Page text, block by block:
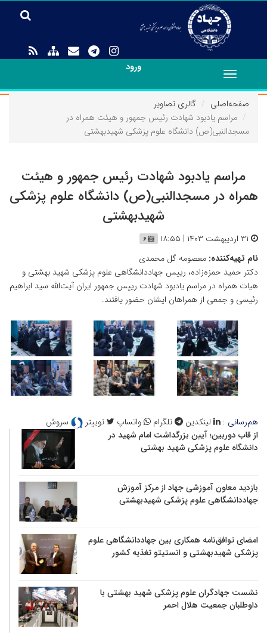
ورود
Toggle
navigation
صفحه‌اصلی
گالری تصاویر
مراسم یادبود شهادت رئیس جمهور و هیئت همراه در
مسجدالنبی(ص) دانشگاه علوم پزشکی شهیدبهشتی
مراسم یادبود شهادت رئیس جمهور و هیئت
همراه در مسجدالنبی(ص) دانشگاه علوم پزشکی
شهیدبهشتی
نام تهیه‌کننده: معصومه گل محمدی
دکتر حمید حمزه‌زاده، رییس جهاددانشگاهی علوم پزشکی شهید بهشتی و
هیات همراه در مراسم یادبود شهادت رییس جمهور ایران آیت‌الله سید ابراهیم
رئیسی و جمعی از همراهان ایشان حضور یافتند.
هم‌رسانی : لینکدین تلگرام واتساپ توییتر
سروش
از قاب دوربین؛ آیین بزرگداشت امام شهید در
دانشگاه علوم پزشکی شهید بهشتی
بازدید معاون آموزشی جهاد از مرکز آموزش
جهاددانشگاهی علوم پزشکی شهیدبهشتی
امضای توافق‌نامه همکاری بین جهاددانشگاهی علوم
پزشکی شهیدبهشتی و انستیتو تغذیه کشور
نشست جهادگران علوم پزشکی شهید بهشتی با
داوطلبان جمعیت هلال احمر